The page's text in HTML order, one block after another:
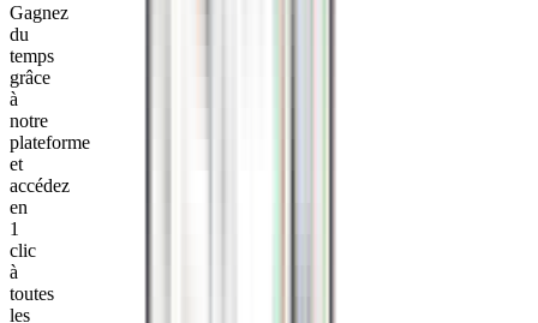
Gagnez
du
temps
grâce
à
notre
plateforme
et
accédez
en
1
clic
à
toutes
les